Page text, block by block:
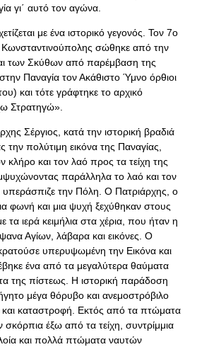
γι΄ αυτό τον αγώνα.
με ένα ιστορικό γεγονός. Τον 7ο
Κωνσταντινούπολης σώθηκε από την
των Σκύθων από παρέμβαση της
Παναγία τον Ακάθιστο Ύμνο όρθιοι
και τότε γράφτηκε το αρχικό
Στρατηγώ».
Σέργιος, κατά την ιστορική βραδιά
πολύτιμη εικόνα της Παναγίας,
κλήρο και τον λαό προς τα τείχη της
παράλληλα το λαό και τον
υπεράσπιζε την Πόλη. Ο Πατριάρχης, ο
φωνή και μια ψυχή ξεχύθηκαν στους
τα ιερά κειμήλια στα χέρια, που ήταν η
Αγίων, λάβαρα και εικόνες. Ο
υπερυψωμένη την Εικόνα και
ένα από τα μεγαλύτερα θαύματα
της πίστεως. Η ιστορική παράδοση
μέγα θόρυβο και ανεμοστρόβιλο
καταστροφή. Εκτός από τα πτώματα
έξω από τα τείχη, συντρίμμια
και πολλά πτώματα ναυτών